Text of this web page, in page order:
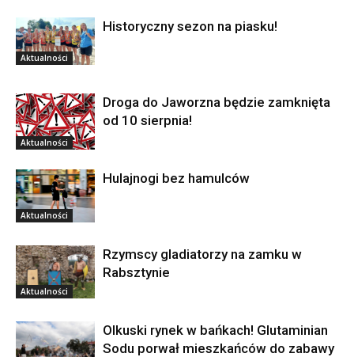
Aktualności
Historyczny sezon na piasku!
Aktualności
Droga do Jaworzna będzie zamknięta
od 10 sierpnia!
Aktualności
Hulajnogi bez hamulców
Aktualności
Rzymscy gladiatorzy na zamku w
Rabsztynie
Olkuski rynek w bańkach! Glutaminian
Sodu porwał mieszkańców do zabawy